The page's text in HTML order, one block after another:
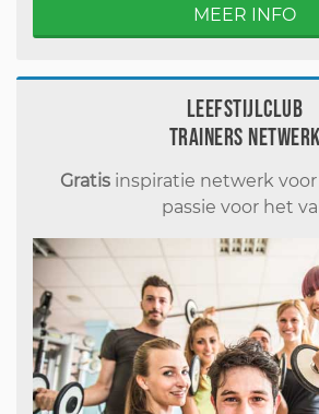
MEER INFO
Leefstijlclub
Trainers Netwerk
Gratis inspiratie netwerk
passie voor het